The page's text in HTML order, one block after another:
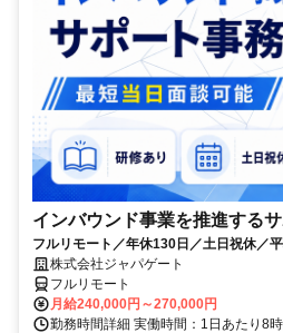
インバウンド事業を推進する
フルリモート／年休130日／土日祝休／
株式会社ジャパゲート
フルリモート
月給240,000円～270,000円
勤務時間詳細 実働時間：1日あたり8